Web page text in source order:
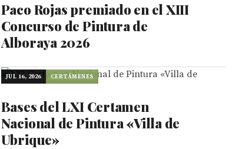
Paco Rojas premiado en el XIII
Concurso de Pintura de
Alboraya 2026
JUL 16, 2026 CERTÁMENES
Bases del LXI Certamen
Nacional de Pintura «Villa de
Ubrique»